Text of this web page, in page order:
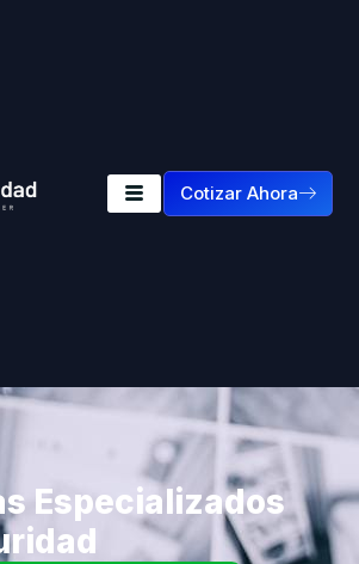
Cotizar Ahora
Especializados